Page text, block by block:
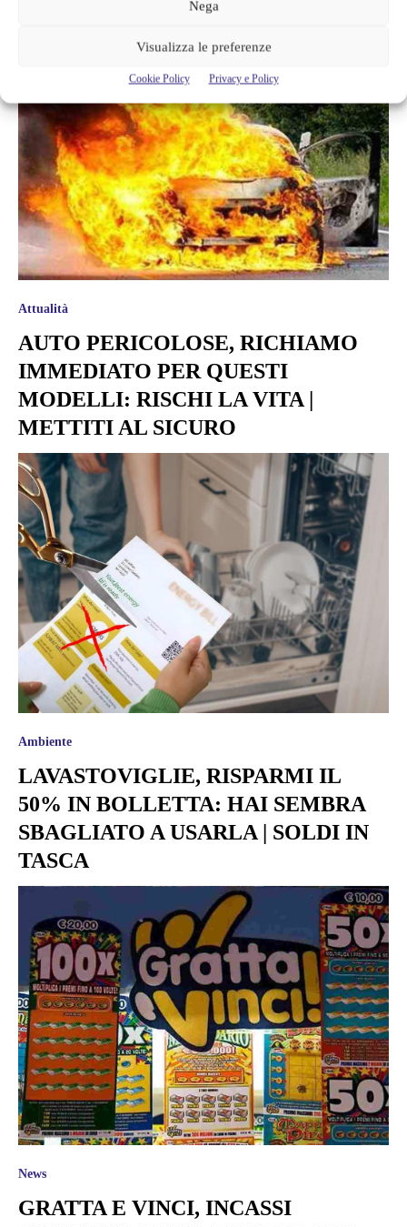
Nega
Visualizza le preferenze
Cookie Policy Privacy e Policy
Attualità
AUTO PERICOLOSE, RICHIAMO
IMMEDIATO PER QUESTI
MODELLI: RISCHI LA VITA |
METTITI AL SICURO
Ambiente
LAVASTOVIGLIE, RISPARMI IL
50% IN BOLLETTA: HAI SEMBRA
SBAGLIATO A USARLA | SOLDI IN
TASCA
News
GRATTA E VINCI, INCASSI